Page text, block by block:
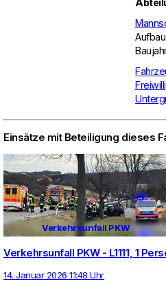
Aufbau
Einsätze mit Beteiligung dieses
Verkehrsunfall PKW
Verkehrsunfall PKW - L1111, 1
14. Januar 2026 11:48 Uhr